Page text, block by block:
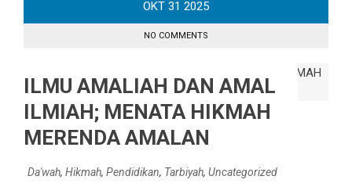
OKT 31 2025
NO COMMENTS
ILMU AMALIAH DAN AMAL
ILMIAH; MENATA HIKMAH
MERENDA AMALAN
Da'wah, Hikmah, Pendidikan, Tarbiyah, Uncategorized